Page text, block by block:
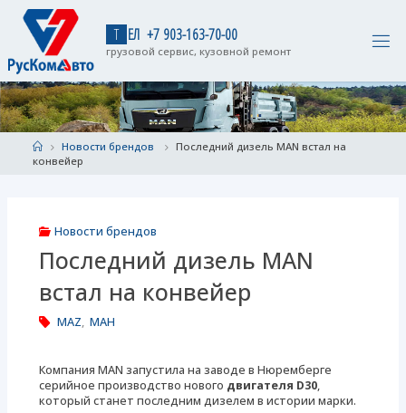
content
Т ЕЛ +7 903-163-70-00
грузовой сервис, кузовной ремонт
HomeНовости брендов
Последний дизель MAN встал на
конвейер
Новости брендов
Последний дизель MAN
встал на конвейер
MAZ, МАН
Компания MAN запустила на заводе в Нюремберге
серийное производство нового двигателя D30,
который станет последним дизелем в истории марки.